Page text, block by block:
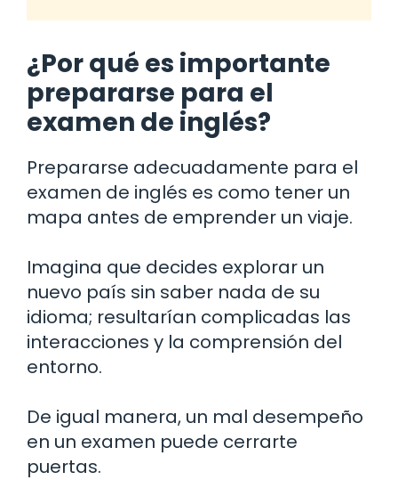
¿Por qué es importante
prepararse para el
examen de inglés?
Prepararse adecuadamente para el
examen de inglés es como tener un
mapa antes de emprender un viaje.
Imagina que decides explorar un
nuevo país sin saber nada de su
idioma; resultarían complicadas las
interacciones y la comprensión del
entorno.
De igual manera, un mal desempeño
en un examen puede cerrarte
puertas.